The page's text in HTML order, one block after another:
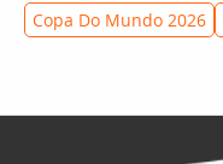
Copa Do Mundo 2026